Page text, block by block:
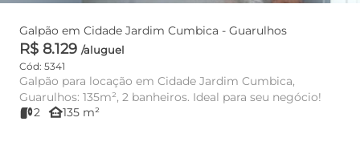
Galpão em Cidade Jardim Cumbica - Guarulhos
R$ 8.129 /aluguel
Cód: 5341
Galpão para locação em Cidade Jardim Cumbica,
Guarulhos: 135m², 2 banheiros. Ideal para seu negócio!
2 other_houses135 m²